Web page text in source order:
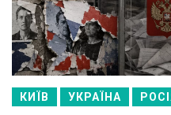
КИЇВ УКРАЇНА